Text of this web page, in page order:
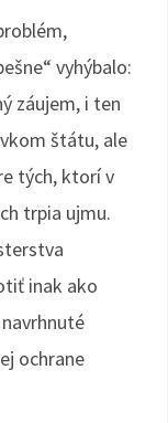
vyhýbalo:
záujem, i ten
štátu, ale
tých, ktorí v
trpia ujmu.
inak ako
ochrane